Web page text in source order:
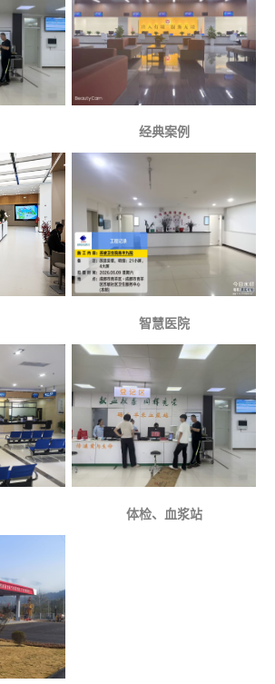
经典案例
智慧医院
体检、血浆站